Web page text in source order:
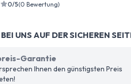
0/5(0 Bewertung)
UNS AUF DER SICHEREN
Garantie
Ihnen den günstigsten Preis